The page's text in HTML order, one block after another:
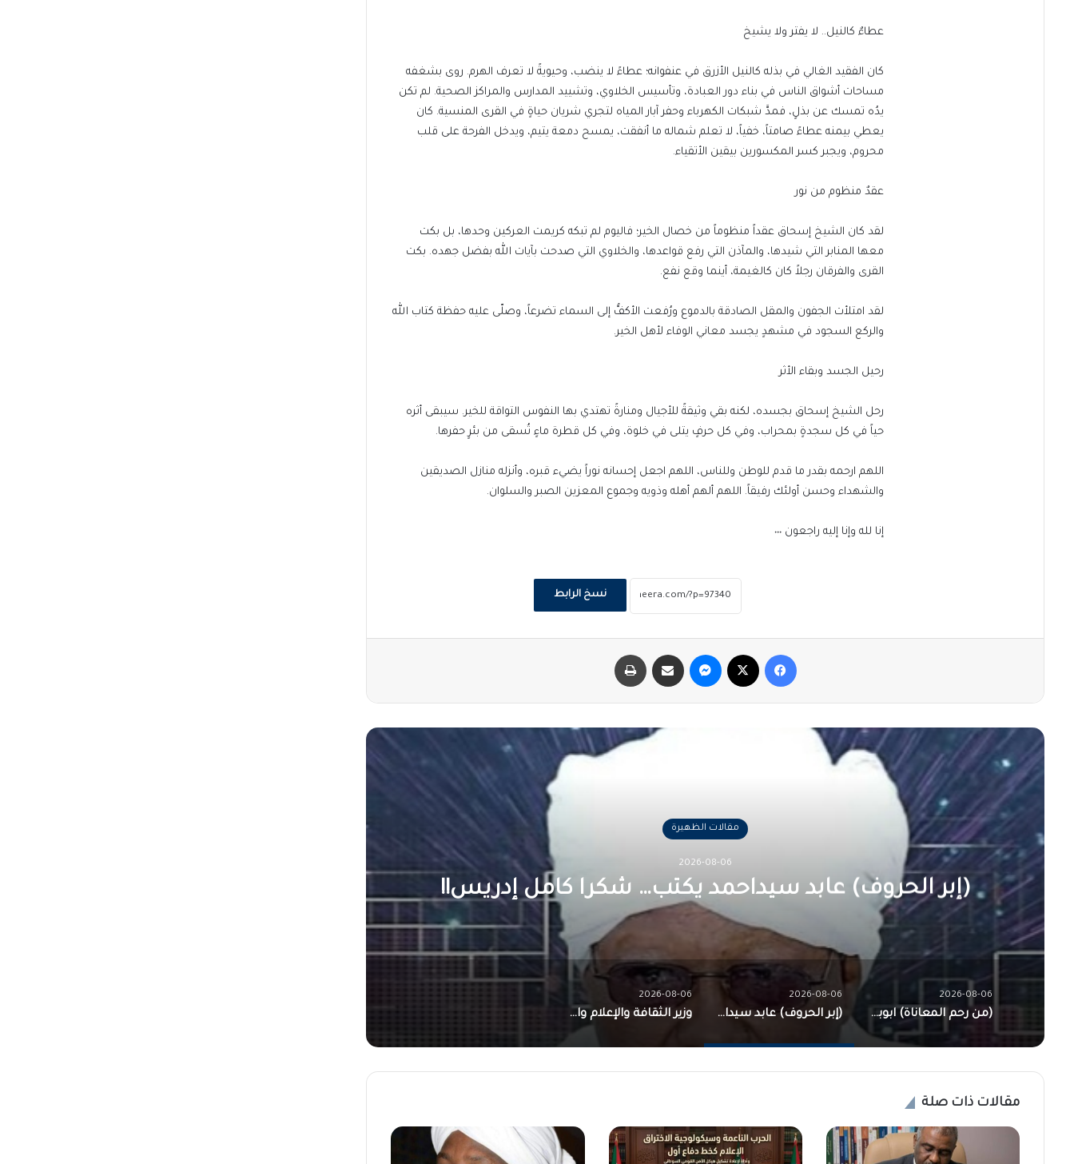
​عطاءٌ كالنيل.. لا يفتر ولا يشيخ
​كان الفقيد الغالي في بذله كالنيل الأزرق في عنفوانه؛ عطاءً لا ينضب، وحيويةً لا تعرف الهرم. روى بشغفه
مساحات أشواق الناس في بناء دور العبادة، وتأسيس الخلاوي، وتشييد المدارس والمراكز الصحية. لم تكن
يدُه تمسك عن بذلٍ، فمدَّ شبكات الكهرباء وحفر آبار المياه لتجري شريان حياةٍ في القرى المنسية. كان
يعطي بيمنه عطاءً صامتاً، خفياً، لا تعلم شماله ما أنفقت، يمسح دمعة يتيم، ويدخل الفرحة على قلب
محروم، ويجبر كسر المكسورين بيقين الأتقياء.
​عقدٌ منظوم من نور
​لقد كان الشيخ إسحاق عقداً منظوماً من خصال الخير؛ فاليوم لم تبكه كريمت العركين وحدها، بل بكت
معها المنابر التي شيدها، والمآذن التي رفع قواعدها، والخلاوي التي صدحت بآيات الله بفضل جهده. بكت
القرى والفرقان رجلاً كان كالغيمة، أينما وقع نفع.
​لقد امتلأت الجفون والمقل الصادقة بالدموع ورُفعت الأكفُّ إلى السماء تضرعاً، وصلّى عليه حفظة كتاب الله
والركع السجود في مشهدٍ يجسد معاني الوفاء لأهل الخير.
​رحيل الجسد وبقاء الأثر
​رحل الشيخ إسحاق بجسده، لكنه بقي وثيقةً للأجيال ومنارةً تهتدي بها النفوس التواقة للخير. سيبقى أثره
حياً في كل سجدةٍ بمحراب، وفي كل حرفٍ يتلى في خلوة، وفي كل قطرة ماءٍ تُسقى من بئرٍ حفرها.
​اللهم ارحمه بقدر ما قدم للوطن وللناس، اللهم اجعل إحسانه نوراً يضيء قبره، وأنزله منازل الصديقين
والشهداء وحسن أولئك رفيقاً. اللهم ألهم أهله وذويه وجموع المعزين الصبر والسلوان.
​إنا لله وإنا إليه راجعون ٠٠٠
نسخ الرابط
فيسبوك ماسنجر مشاركة عبر البريد
شكرا كامل إدريس!!
2026-08-06
وزير الثقافة والإعلام والآثار والسياحة يكتب: جيش منتصر..
وشعب مقتدر
2026-08-06
(من رحم المعاناة) ابوبكر محمود يكتب…. لمة عافية بفضل الله والجيش!!
2026-08-06
(إبر الحروف) عابد سيداحمد يكتب… شكرا كامل إدريس!!
2026-08-06
وزير الثقافة والإعلام والآثار والسياحة يكتب: جيش منتصر.. وشعب مقتدر
مقالات ذات صلة